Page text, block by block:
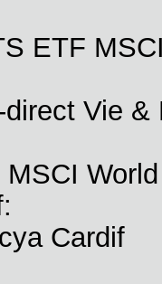
ETF
Vie &
Cardif